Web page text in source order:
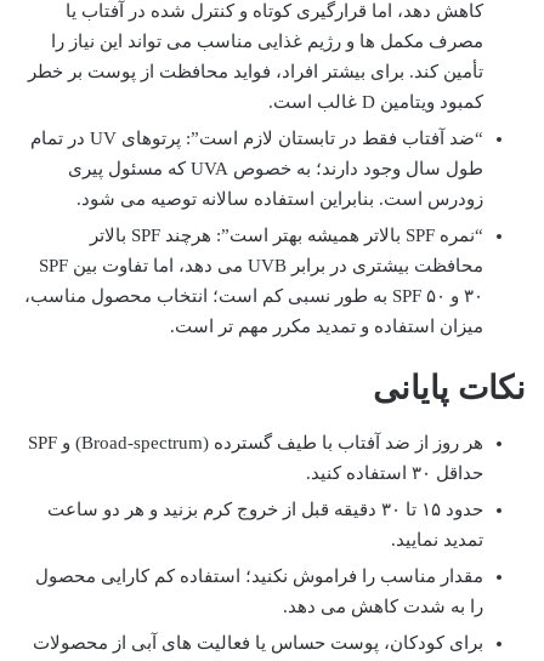
کاهش دهد، اما قرارگیری کوتاه و کنترل شده در آفتاب یا
مصرف مکمل ها و رژیم غذایی مناسب می تواند این نیاز را
تأمین کند. برای بیشتر افراد، فواید محافظت از پوست بر خطر
کمبود ویتامین D غالب است.
“ضد آفتاب فقط در تابستان لازم است”: پرتوهای UV در تمام
طول سال وجود دارند؛ به خصوص UVA که مسئول پیری
زودرس است. بنابراین استفاده سالانه توصیه می شود.
“نمره SPF بالاتر همیشه بهتر است”: هرچند SPF بالاتر
محافظت بیشتری در برابر UVB می دهد، اما تفاوت بین SPF
۳۰ و SPF ۵۰ به طور نسبی کم است؛ انتخاب محصول مناسب،
میزان استفاده و تمدید مکرر مهم تر است.
نکات پایانی
هر روز از ضد آفتاب با طیف گسترده (Broad-spectrum) و SPF
حداقل ۳۰ استفاده کنید.
حدود ۱۵ تا ۳۰ دقیقه قبل از خروج کرم بزنید و هر دو ساعت
تمدید نمایید.
مقدار مناسب را فراموش نکنید؛ استفاده کم کارایی محصول
را به شدت کاهش می دهد.
برای کودکان، پوست حساس یا فعالیت های آبی از محصولات